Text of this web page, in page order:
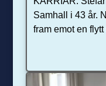
Samhall i 43 år.
fram emot en